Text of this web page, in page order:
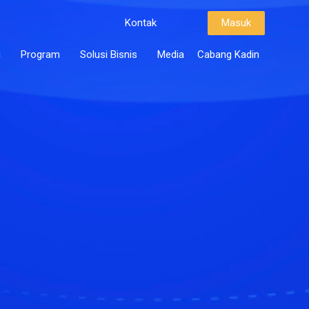
Kontak Masuk
Program Solusi Bisnis Media Cabang Kadin